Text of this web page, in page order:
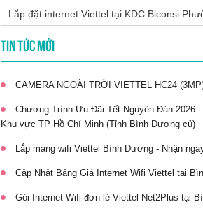
Lắp đặt internet Viettel tại KDC Biconsi
TIN TỨC MỚI
CAMERA NGOÀI TRỜI VIETTEL HC24
Chương Trình Ưu Đãi Tết Nguyên Đán 2026
Khu vực TP Hồ Chí Minh (Tỉnh Bình Dương củ)
Lắp mạng wifi Viettel Bình Dương - Nhận
Cập Nhật Bảng Giá Internet Wifi Viettel tại
Gói Internet Wifi đơn lẻ Viettel Net2Plus tại